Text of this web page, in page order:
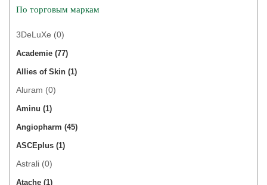
По торговым маркам
3DeLuXe (0)
Academie (77)
Allies of Skin (1)
Aluram (0)
Aminu (1)
Angiopharm (45)
ASCEplus (1)
Astrali (0)
Atache (1)